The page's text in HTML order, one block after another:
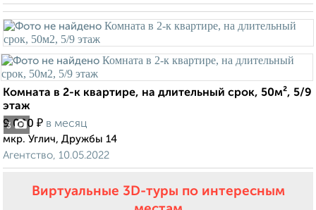
3
Комната в 2-к квартире, на длительный срок, 50м², 5/9
этаж
9 000 ₽ в месяц
мкр. Углич, Дружбы 14
Агентство, 10.05.2022
Виртуальные 3D-туры по интересным